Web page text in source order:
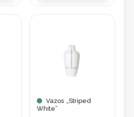
Vazos „Striped
White”